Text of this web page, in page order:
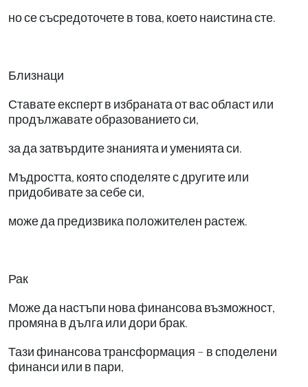
но се съсредоточете в това, което наистина сте.
Близнаци
Ставате експерт в избраната от вас област или
продължавате образованието си,
за да затвърдите знанията и уменията си.
Мъдростта, която споделяте с другите или
придобивате за себе си,
може да предизвика положителен растеж.
Рак
Може да настъпи нова финансова възможност,
промяна в дълга или дори брак.
Тази финансова трансформация – в споделени
финанси или в пари,